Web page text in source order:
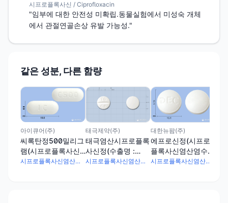
시프로플록사신 / Ciprofloxacin
"임부에 대한 안전성 미확립.동물실험에서 미성숙 개체
에서 관절연골손상 유발 가능성."
같은 성분, 다른 함량
아이큐어(주)
씨록탄정500밀리그
램(시프로플록사신
염산염수화물)
시프로플록사신염산염수화물 582mg
태극제약(주)
태극염산시프로플록
사신정(수출명 :
STACIPRO
시프로플록사신염산염수화물 582mg
대한뉴팜(주)
에프로신정(시프로
플록사신염산염수화
물)
시프로플록사신염산염수화물 582mg